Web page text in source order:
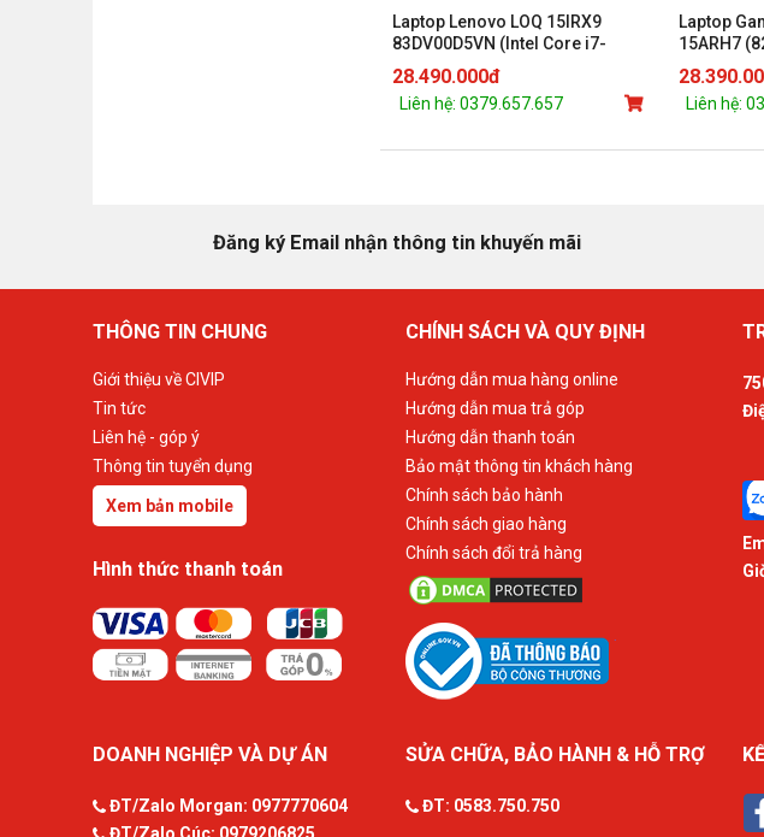
Laptop Lenovo LOQ 15IRX9
83DV00D5VN (Intel Core i7-
13650HX |RTX 4050 | 16GB |
512GB | 15.6 inch FHD | Win 11 |
Xám)
28.490.000đ
Liên hệ: 0379.657.657
Laptop
15ARH7
6800H/
4GB/15.6
Liên hệ:
Đăng ký Email nhận thông tin khuyến mãi
THÔNG TIN CHUNG
Giới thiệu về CIVIP
Tin tức
Liên hệ - góp ý
Thông tin tuyển dụng
Xem bản mobile
Hình thức thanh toán
CHÍNH SÁCH VÀ QUY ĐỊNH
Hướng dẫn mua hàng online
Hướng dẫn mua trả góp
Hướng dẫn thanh toán
Bảo mật thông tin khách hàng
Chính sách bảo hành
Chính sách giao hàng
Chính sách đổi trả hàng
DOANH NGHIỆP VÀ DỰ ÁN
ĐT/Zalo Morgan: 0977770604
ĐT/Zalo Cúc: 0979206825
SỬA CHỮA, BẢO HÀNH & HỖ TRỢ
ĐT: 0583.750.750